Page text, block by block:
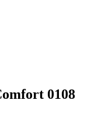
0108